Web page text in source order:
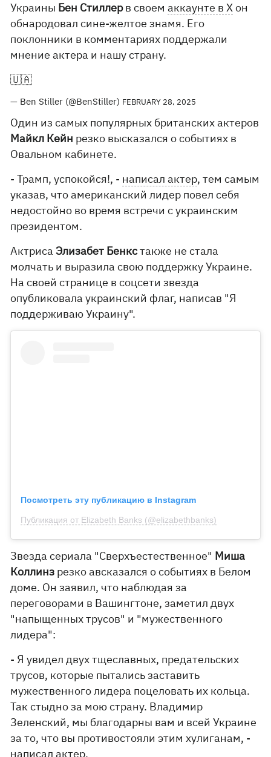
Украины Бен Стиллерв своемаккаунте в Xон
обнародовал сине-желтое знамя. Его
поклонники в комментариях поддержали
мнение актера и нашу страну.
🇺🇦
— Ben Stiller (@BenStiller) FEBRUARY 28, 2025
Один из самых популярных британских актеров
Майкл Кейн резко высказался о событиях в
Овальном кабинете.
- Трамп, успокойся!, - написал актер, тем самым
указав, что американский лидер повел себя
недостойно во время встречи с украинским
президентом.
АктрисаЭлизабет Бенкстакже не стала
молчать и выразила свою поддержку Украине.
На своей странице в соцсети звезда
опубликовала украинский флаг, написав "Я
поддерживаю Украину".
Посмотреть эту публикацию в Instagram
Публикация от Elizabeth Banks (@elizabethbanks)
Звезда сериала "Сверхъестественное" Миша
Коллинз резко авсказался о событиях в Белом
доме. Он заявил, что наблюдая за
переговорами в Вашингтоне, заметил двух
"напыщенных трусов" и "мужественного
лидера":
- Я увидел двух тщеславных, предательских
трусов, которые пытались заставить
мужественного лидера поцеловать их кольца.
Так стыдно за мою страну. Владимир
Зеленский, мы благодарны вам и всей Украине
за то, что вы противостояли этим хулиганам, -
написал актер.